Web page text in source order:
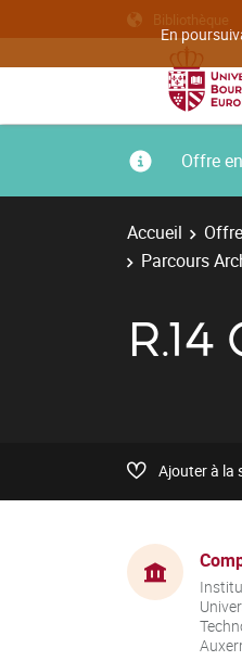
En
Bibliothèque
Offre
Accueil
Parcours
Ajouter à la